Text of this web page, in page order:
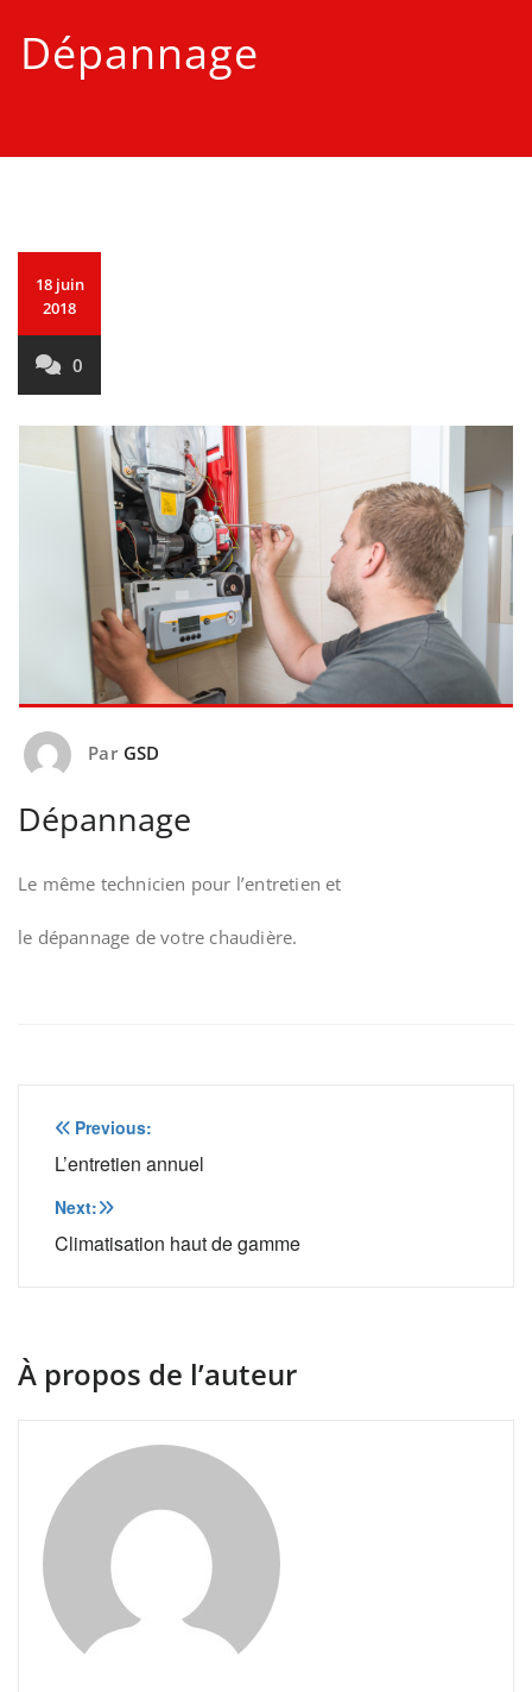
Dépannage
18 juin
2018
0
Par GSD
Dépannage
Le même technicien pour l’entretien et
le dépannage de votre chaudière.
Navigation
de
l’article
Previous:
L’entretien annuel
Next:
Climatisation haut de gamme
À propos de l’auteur